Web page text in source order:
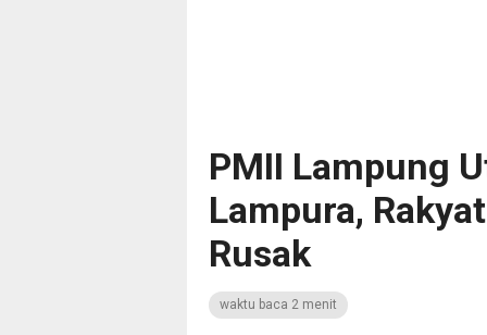
PMII Lampung
Lampura,
Rusak
waktu baca 2 menit